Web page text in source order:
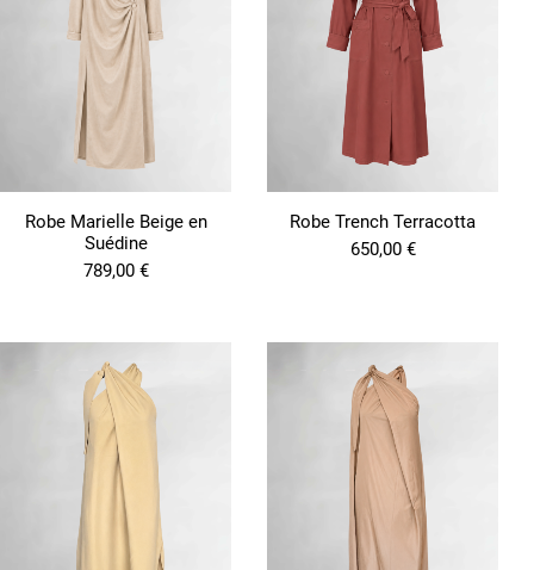
Robe Marielle Beige en
Suédine
789,00 €
Robe Trench Terracotta
650,00 €